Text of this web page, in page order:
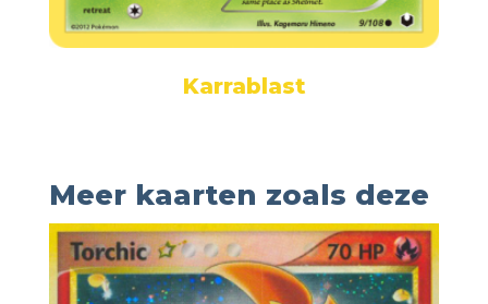
Karrablast
Meer kaarten zoals deze